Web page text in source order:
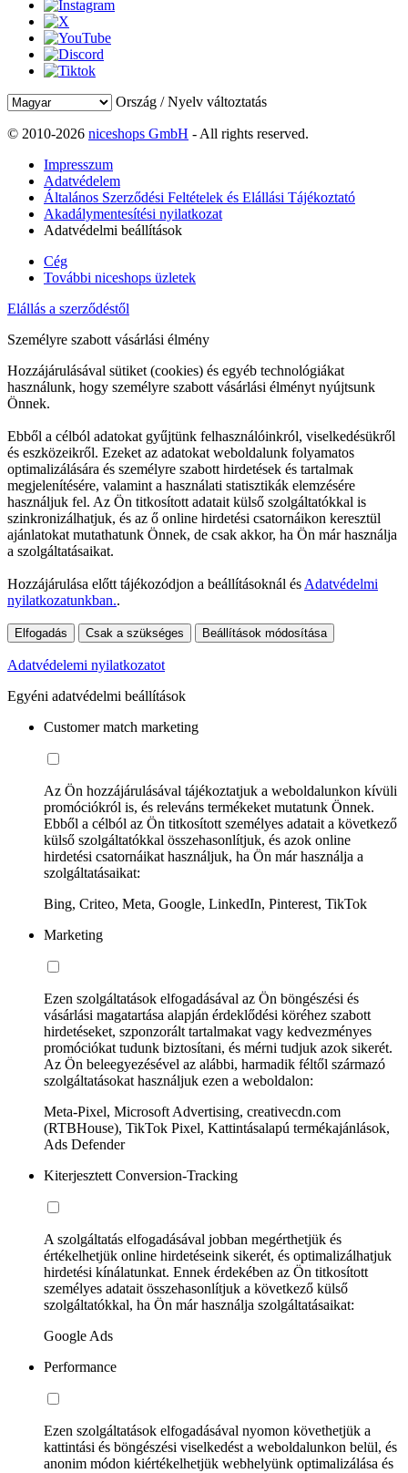
Ország / Nyelv változtatás
© 2010-2026 niceshops GmbH - All rights reserved.
Impresszum
Adatvédelem
Általános Szerződési Feltételek és Elállási Tájékoztató
Akadálymentesítési nyilatkozat
Adatvédelmi beállítások
Cég
További niceshops üzletek
Elállás a szerződéstől
Személyre szabott vásárlási élmény
Hozzájárulásával sütiket (cookies) és egyéb technológiákat
használunk, hogy személyre szabott vásárlási élményt nyújtsunk
Önnek.
Ebből a célból adatokat gyűjtünk felhasználóinkról, viselkedésükről
és eszközeikről. Ezeket az adatokat weboldalunk folyamatos
optimalizálására és személyre szabott hirdetések és tartalmak
megjelenítésére, valamint a használati statisztikák elemzésére
használjuk fel. Az Ön titkosított adatait külső szolgáltatókkal is
szinkronizálhatjuk, és az ő online hirdetési csatornáikon keresztül
ajánlatokat mutathatunk Önnek, de csak akkor, ha Ön már használja
a szolgáltatásaikat.
Hozzájárulása előtt tájékozódjon a beállításoknál és Adatvédelmi
nyilatkozatunkban..
Elfogadás Csak a szükséges Beállítások módosítása
Adatvédelemi nyilatkozatot
Egyéni adatvédelmi beállítások
Customer match marketing
Az Ön hozzájárulásával tájékoztatjuk a weboldalunkon kívüli
promóciókról is, és releváns termékeket mutatunk Önnek.
Ebből a célból az Ön titkosított személyes adatait a következő
külső szolgáltatókkal összehasonlítjuk, és azok online
hirdetési csatornáikat használjuk, ha Ön már használja a
szolgáltatásaikat:
Bing, Criteo, Meta, Google, LinkedIn, Pinterest, TikTok
Marketing
Ezen szolgáltatások elfogadásával az Ön böngészési és
vásárlási magatartása alapján érdeklődési köréhez szabott
hirdetéseket, szponzorált tartalmakat vagy kedvezményes
promóciókat tudunk biztosítani, és mérni tudjuk azok sikerét.
Az Ön beleegyezésével az alábbi, harmadik féltől származó
szolgáltatásokat használjuk ezen a weboldalon:
Meta-Pixel, Microsoft Advertising, creativecdn.com
(RTBHouse), TikTok Pixel, Kattintásalapú termékajánlások,
Ads Defender
Kiterjesztett Conversion-Tracking
A szolgáltatás elfogadásával jobban megérthetjük és
értékelhetjük online hirdetéseink sikerét, és optimalizálhatjuk
hirdetési kínálatunkat. Ennek érdekében az Ön titkosított
személyes adatait összehasonlítjuk a következő külső
szolgáltatókkal, ha Ön már használja szolgáltatásaikat:
Google Ads
Performance
Ezen szolgáltatások elfogadásával nyomon követhetjük a
kattintási és böngészési viselkedést a weboldalunkon belül, és
anonim módon kiértékelhetjük webhelyünk optimalizálása és